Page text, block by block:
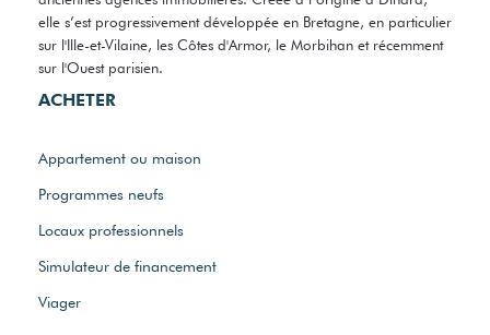
elle s’est progressivement développée en Bretagne, en particulier
sur l'Ille-et-Vilaine, les Côtes d'Armor, le Morbihan et récemment
sur l'Ouest parisien.
ACHETER
Appartement ou maison
Programmes neufs
Locaux professionnels
Simulateur de financement
Viager